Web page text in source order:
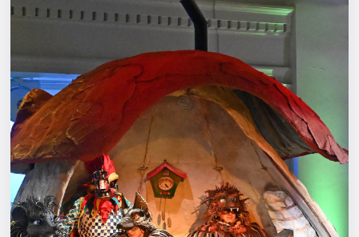
Экскурсии
Спорт
События
Города
Площадки